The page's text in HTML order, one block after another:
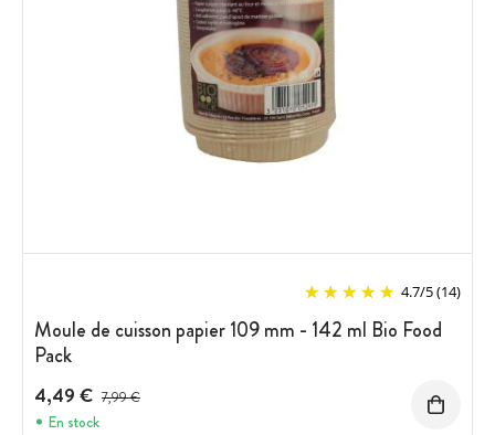
4.7/5(14)
Moule de cuisson papier 109 mm - 142 ml Bio Food
Pack
4,49 € Prix avant réduction :
7,99 €
En stock